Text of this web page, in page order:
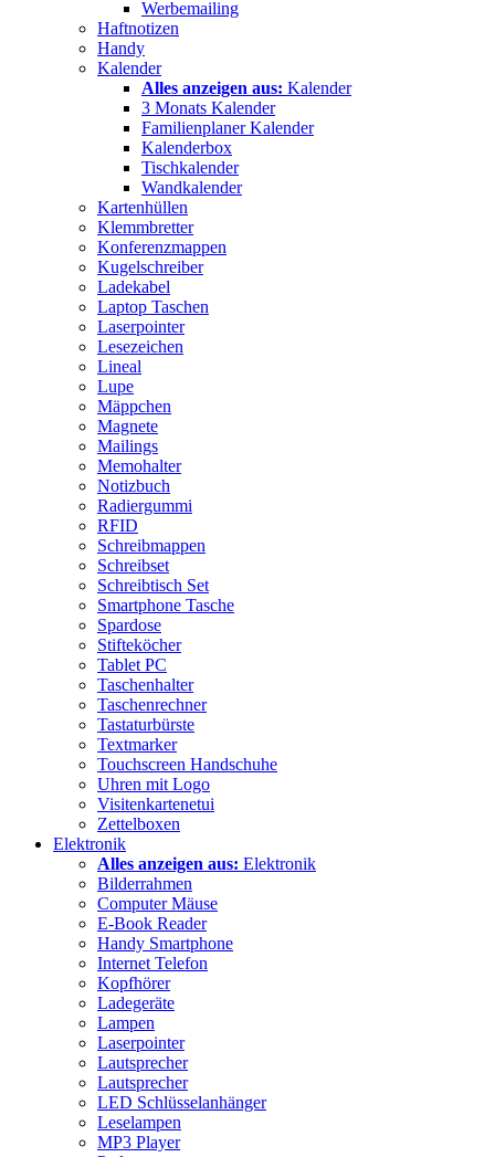
Werbemailing
Haftnotizen
Handy
Kalender
Alles anzeigen aus: Kalender
3 Monats Kalender
Familienplaner Kalender
Kalenderbox
Tischkalender
Wandkalender
Kartenhüllen
Klemmbretter
Konferenzmappen
Kugelschreiber
Ladekabel
Laptop Taschen
Laserpointer
Lesezeichen
Lineal
Lupe
Mäppchen
Magnete
Mailings
Memohalter
Notizbuch
Radiergummi
RFID
Schreibmappen
Schreibset
Schreibtisch Set
Smartphone Tasche
Spardose
Stifteköcher
Tablet PC
Taschenhalter
Taschenrechner
Tastaturbürste
Textmarker
Touchscreen Handschuhe
Uhren mit Logo
Visitenkartenetui
Zettelboxen
Elektronik
Alles anzeigen aus: Elektronik
Bilderrahmen
Computer Mäuse
E-Book Reader
Handy Smartphone
Internet Telefon
Kopfhörer
Ladegeräte
Lampen
Laserpointer
Lautsprecher
Lautsprecher
LED Schlüsselanhänger
Leselampen
MP3 Player